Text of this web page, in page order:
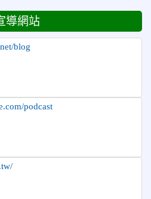
學年度推動國民中學充實校安
跆拳道隊參加115年花蓮市「市長
績！
校參加「115年花蓮市語文競
籃球隊參加 2026花蓮縣第46屆假
導網站